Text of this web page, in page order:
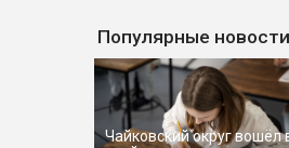
Популярные новости
Чайковский округ вошёл